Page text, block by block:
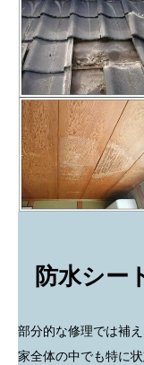
防水シー
部分的な修理では補
家全体の中でも特に